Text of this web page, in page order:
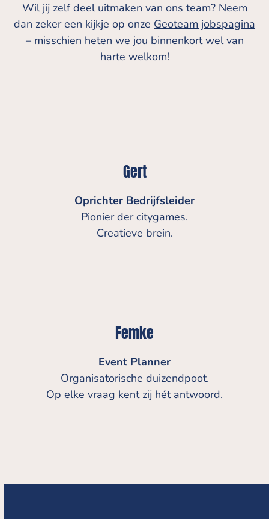
Wil jij zelf deel uitmaken van ons team? Neem
dan zeker een kijkje op onze Geoteam jobspagina
– misschien heten we jou binnenkort wel van
harte welkom!
Gert
Oprichter Bedrijfsleider
Pionier der citygames.
Creatieve brein.
Femke
Event Planner
Organisatorische duizendpoot.
Op elke vraag kent zij hét antwoord.